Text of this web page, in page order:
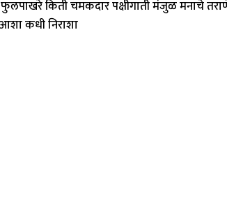
किती चमकदार पक्षीगाती मंजुळ मनाचे
कधी निराशा